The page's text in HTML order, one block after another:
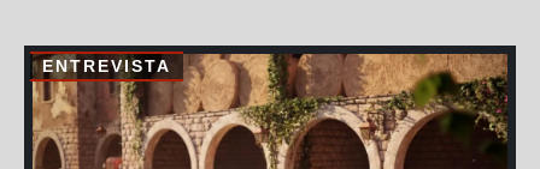
ENTREVISTA